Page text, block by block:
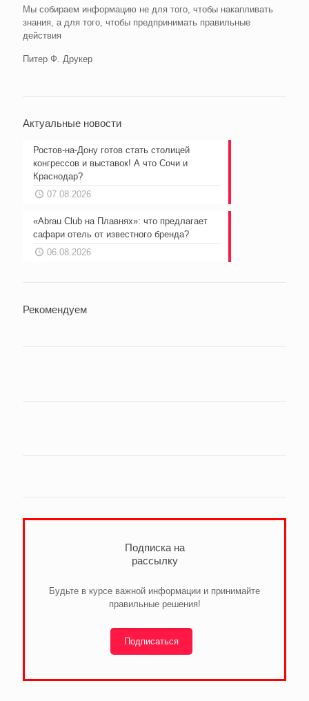
Мы собираем информацию не для того, чтобы накапливать
знания, а для того, чтобы предпринимать правильные
действия
Питер Ф. Друкер
Актуальные новости
Ростов-на-Дону готов стать столицей
конгрессов и выставок! А что Сочи и
Краснодар?
07.08.2026
«Abrau Club на Плавнях»: что предлагает
сафари отель от известного бренда?
06.08.2026
Рекомендуем
Подписка на
рассылку
Будьте в курсе важной информации и принимайте
правильные решения!
Подписаться